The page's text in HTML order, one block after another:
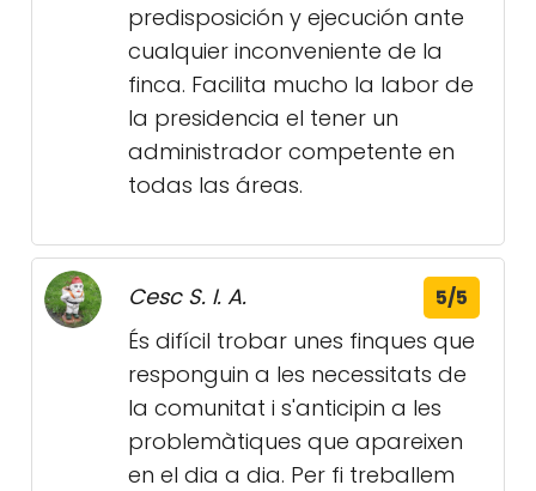
predisposición y ejecución ante
cualquier inconveniente de la
finca. Facilita mucho la labor de
la presidencia el tener un
administrador competente en
todas las áreas.
Cesc S. I. A. 5/5
És difícil trobar unes finques que
responguin a les necessitats de
la comunitat i s'anticipin a les
problemàtiques que apareixen
en el dia a dia. Per fi treballem